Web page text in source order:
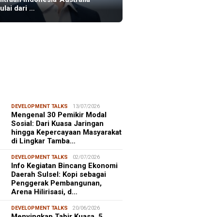
dari …
DEVELOPMENT TALKS 13/07/2026
Mengenal 30 Pemikir Modal
Sosial: Dari Kuasa Jaringan
hingga Kepercayaan Masyarakat
di Lingkar Tamba…
DEVELOPMENT TALKS 02/07/2026
Info Kegiatan Bincang Ekonomi
Daerah Sulsel: Kopi sebagai
Penggerak Pembangunan,
Arena Hilirisasi, d…
DEVELOPMENT TALKS 20/06/2026